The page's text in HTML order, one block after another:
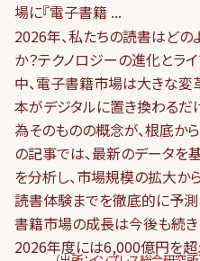
場に『電子書籍 ...
2026年、私たちの読書はどの
か？テクノロジーの進化とラ
中、電子書籍市場は大きな変
本がデジタルに置き換わるだ
為そのものの概念が、根底か
の記事では、最新のデータを
を分析し、市場規模の拡大か
読書体験までを徹底的に予測
書籍市場の成長は今後も続き
2026年度には6,000億円を超